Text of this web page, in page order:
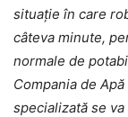
situație în care
câteva minute,
normale de
Compania de
specializată se